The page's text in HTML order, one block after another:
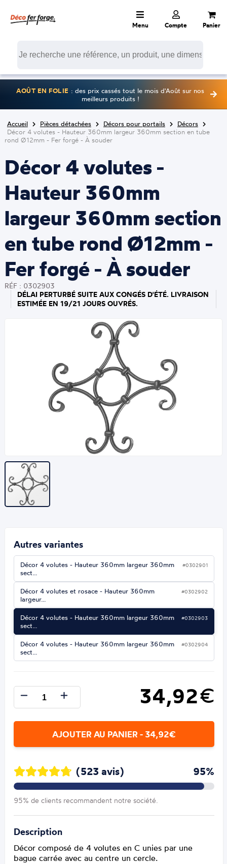
Menu Compte Panier
AOÛT EN FOLIE : des prix cassés tout le mois d'Août sur nos
meilleurs produits !
Accueil Pièces détachées Décors pour portails
Décors
Décor 4 volutes - Hauteur 360mm largeur 360mm section en tube
rond Ø12mm - Fer forgé - À souder
Décor 4 volutes -
Hauteur 360mm
largeur 360mm section
en tube rond Ø12mm -
Fer forgé - À souder
RÉF : 0302903
DÉLAI PERTURBÉ SUITE AUX CONGÉS D'ÉTÉ. LIVRAISON
ESTIMÉE EN 19/21 JOURS OUVRÉS.
Autres variantes
Décor 4 volutes - Hauteur 360mm largeur 360mm
sect…
#0302901
Décor 4 volutes et rosace - Hauteur 360mm
largeur…
#0302902
Décor 4 volutes - Hauteur 360mm largeur 360mm
sect…
#0302903
Décor 4 volutes - Hauteur 360mm largeur 360mm
sect…
#0302904
34,92€
AJOUTER AU PANIER - 34,92€
(523 avis) 95%
95% de clients recommandent notre société.
Description
Décor composé de 4 volutes en C unies par une
bague carrée avec au centre un cercle.